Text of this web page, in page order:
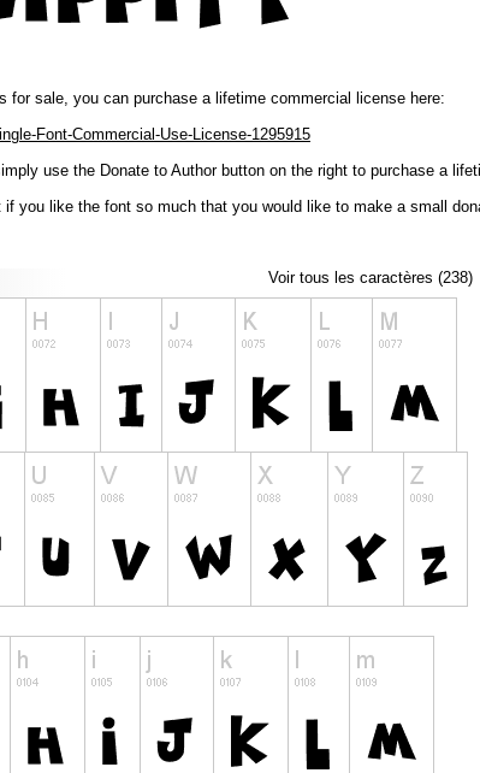
sale, you can purchase a lifetime commercial license here:
Font-Commercial-Use-License-1295915
use the Donate to Author button on the right to purchase a
you like the font so much that you would like to make a small
Voir tous les caractères (238)